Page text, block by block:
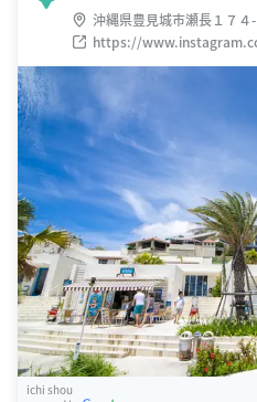
沖縄県豊見城市瀬長１７４-
https://
ichi shou